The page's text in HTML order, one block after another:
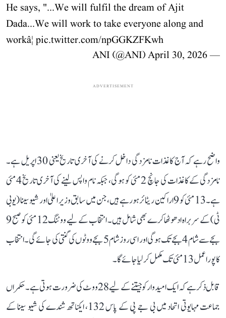
He says, "...We will fulfil the dream of Ajit
Dada...We will work to take everyone along and
workâ¦ pic.twitter.com/npGGKZFKwh
— ANI (@ANI)
April 30, 2026
ADVERTISEMENT
واضح رہے کہ آج کاغذات نامزدگی داخل کرنے کی آخری تاریخ یعنی 30 اپریل ہے۔
نامزدگی کے کاغذات کی جانچ 2 مئی کو ہوگی، جبکہ نام واپس لینے کی آخری تاریخ 4 مئی
ہے۔ 13 مئی کو 9 اراکین ریٹائر ہو رہے ہیں، جن میں سابق وزیر اعلیٰ اور شیو سینا (یو بی
ٹی) کے سربراہ ادھو ٹھاکرے بھی شامل ہیں۔ انتخاب کے لیے ووٹنگ 12 مئی کو صبح 9
بجے سے شام 4 بجے تک ہوگی اور اسی روز شام 5 بجے ووٹوں کی گنتی کی جائے گی۔ انتخاب
کا پورا عمل 13 مئی تک مکمل کر لیا جائے گا۔
قابل ذکر ہے کہ ایک امیدوار کو جیتنے کے لیے 28 ووٹ کی ضرورت ہوتی ہے۔ حکمراں
جماعت مہایوتی اتحاد میں بی جے پی کے پاس 132، ایکناتھ شندے کی شیو سینا کے